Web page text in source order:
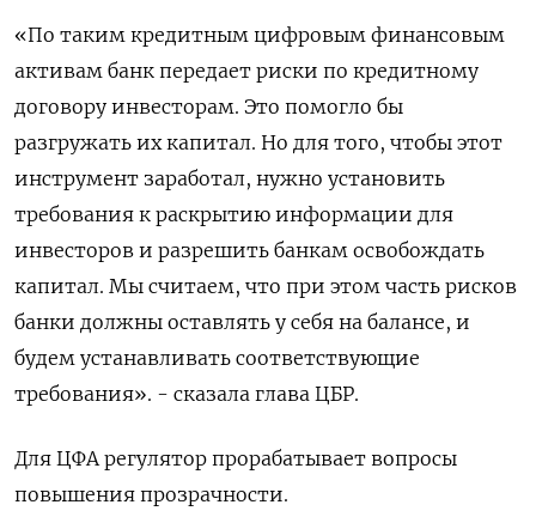
«По таким кредитным цифровым финансовым
активам банк передает риски по кредитному
договору инвесторам. Это помогло бы
разгружать их капитал. Но для того, чтобы этот
инструмент заработал, нужно установить
требования к раскрытию информации для
инвесторов и разрешить банкам освобождать
капитал. Мы считаем, что при этом часть рисков
банки должны оставлять у себя на балансе, и
будем устанавливать соответствующие
требования». - сказала глава ЦБР.
Для ЦФА регулятор прорабатывает вопросы
повышения прозрачности.